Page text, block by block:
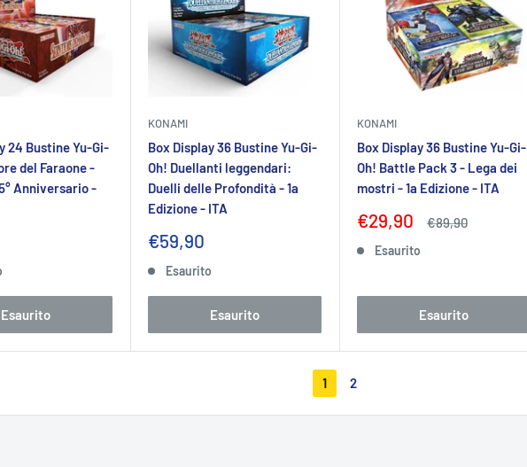
24 Bustine Yu-Gi-
del Faraone -
Anniversario -
Esaurito
KONAMI
Box Display 36 Bustine Yu-Gi-
Oh! Duellanti leggendari:
Duelli delle Profondità - 1a
Edizione - ITA
Prezzo
€59,90
Esaurito
Esaurito
KONAMI
Box Display 36 Bustine Yu-Gi-
Oh! Battle Pack 3 - Lega dei
mostri - 1a Edizione - ITA
Prezzo
€29,90 Prezzo
€89,90
Esaurito
Esaurito
1 2